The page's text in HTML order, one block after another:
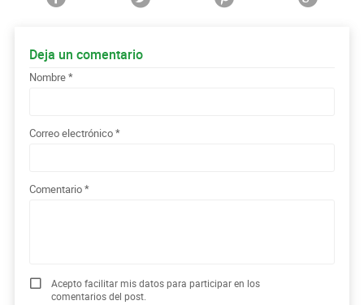
Deja un comentario
Nombre
Correo electrónico
Comentario
Acepto facilitar mis datos para participar en los
comentarios del post.